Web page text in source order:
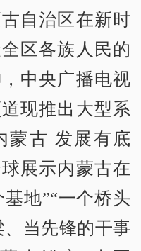
自治区在新时
区各族人民的
中央广播电视
现推出大型系
蒙古 发展有底
展示内蒙古在
地”“一个桥头
当先锋的干事